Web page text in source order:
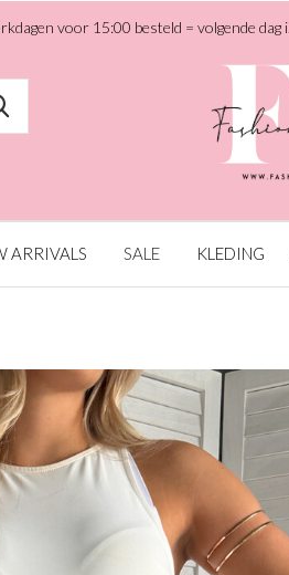
ARRIVALS SALE KLEDING
voor 15:00 besteld = volgende dag in huis